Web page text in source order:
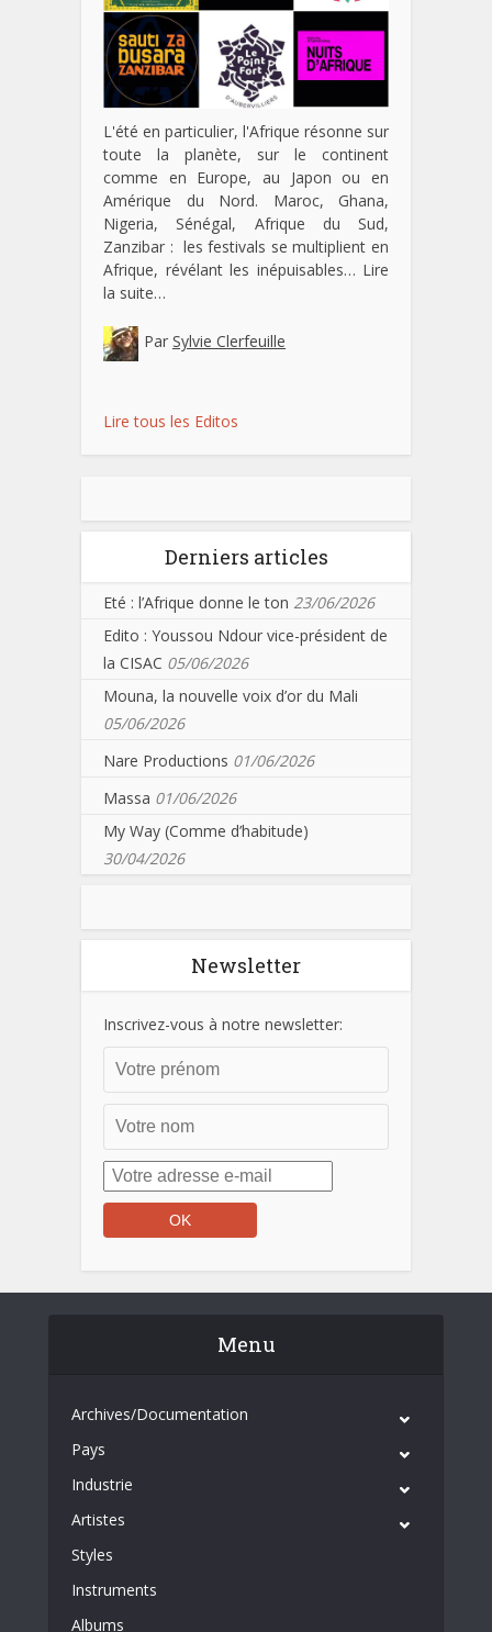
L'été en particulier, l'Afrique résonne sur
toute la planète, sur le continent
comme en Europe, au Japon ou en
Amérique du Nord. Maroc, Ghana,
Nigeria, Sénégal, Afrique du Sud,
Zanzibar : les festivals se multiplient en
Afrique, révélant les inépuisables… Lire
la suite…
Par Sylvie Clerfeuille
Lire tous les Editos
Derniers articles
Eté : l’Afrique donne le ton 23/06/2026
Edito : Youssou Ndour vice-président de
la CISAC 05/06/2026
Mouna, la nouvelle voix d’or du Mali
05/06/2026
Nare Productions 01/06/2026
Massa 01/06/2026
My Way (Comme d’habitude)
30/04/2026
Newsletter
Inscrivez-vous à notre newsletter:
Menu
Archives/Documentation
Pays
Industrie
Artistes
Styles
Instruments
Albums